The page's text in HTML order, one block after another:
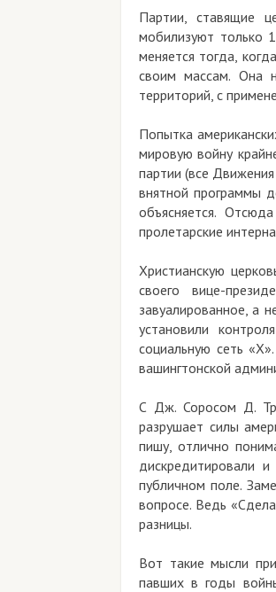
Партии, ставящие
мобилизуют только
меняется тогда,
своим массам. Она
территорий, с
Попытка
мировую войну
партии (все
внятной программы
объясняется.
пролетарские
Христианскую
своего вице-
завуалированное, а
установили
социальную сеть
вашингтонской
С Дж. Соросом Д.
разрушает силы
пишу, отлично
дискредитировали
публичном поле.
вопросе. Ведь
разницы.
Вот такие мысли
павших в годы